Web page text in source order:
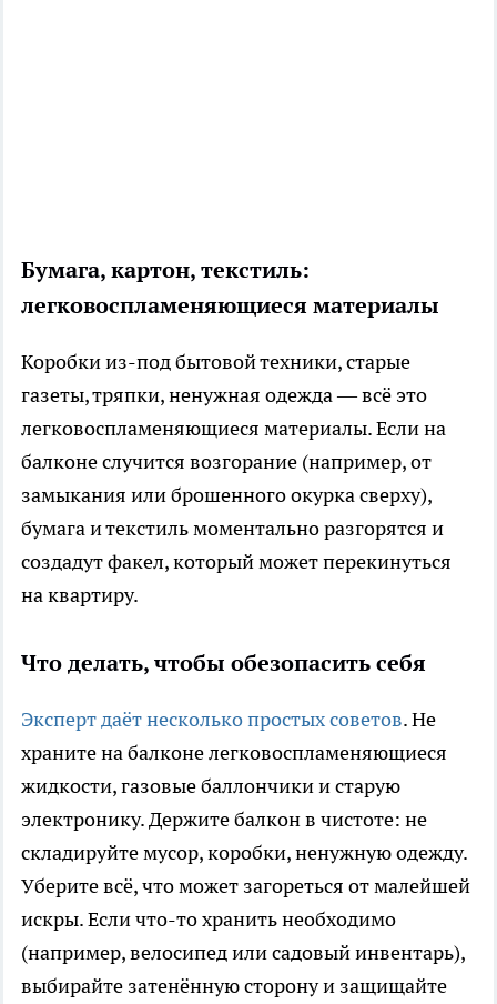
Бумага, картон, текстиль:
легковоспламеняющиеся материалы
Коробки из-под бытовой техники, старые
газеты, тряпки, ненужная одежда — всё это
легковоспламеняющиеся материалы. Если на
балконе случится возгорание (например, от
замыкания или брошенного окурка сверху),
бумага и текстиль моментально разгорятся и
создадут факел, который может перекинуться
на квартиру.
Что делать, чтобы обезопасить себя
Эксперт даёт несколько простых советов. Не
храните на балконе легковоспламеняющиеся
жидкости, газовые баллончики и старую
электронику. Держите балкон в чистоте: не
складируйте мусор, коробки, ненужную одежду.
Уберите всё, что может загореться от малейшей
искры. Если что-то хранить необходимо
(например, велосипед или садовый инвентарь),
выбирайте затенённую сторону и защищайте